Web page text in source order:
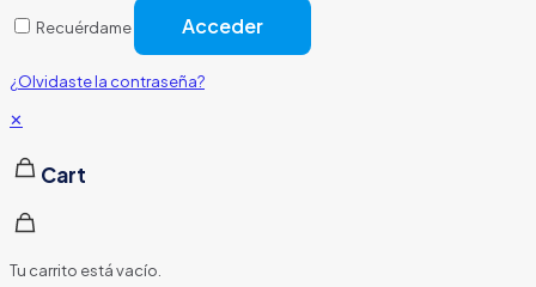
Recuérdame Acceder
¿Olvidaste la contraseña?
✕
Cart
Tu carrito está vacío.